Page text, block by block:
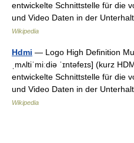
entwickelte Schnittstelle für die
und Video Daten in der
Wikipedia
Hdmi — Logo High Definition
ˌmʌltiˈmiːdiə ˈɪntəfeɪs] (kurz
entwickelte Schnittstelle für die
und Video Daten in der
Wikipedia